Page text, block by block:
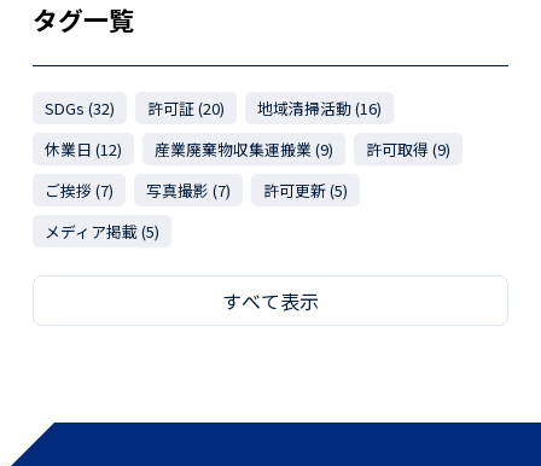
タグ一覧
SDGs (32) 許可証 (20)
地域清掃活動 (16)
休業日 (12)
産業廃棄物収集運搬業 (9)
許可取得 (9)
ご挨拶 (7)
写真撮影 (7)
許可更新 (5)
メディア掲載 (5)
すべて表示